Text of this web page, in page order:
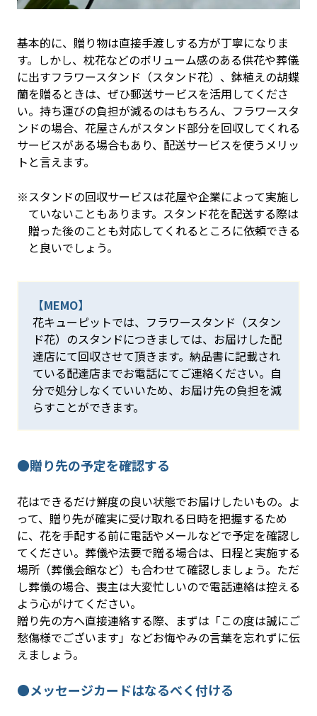
基本的に、贈り物は直接手渡しする方が丁寧になりま
す。しかし、枕花などのボリューム感のある供花や葬儀
に出すフラワースタンド（スタンド花）、鉢植えの胡蝶
蘭を贈るときは、ぜひ郵送サービスを活用してくださ
い。持ち運びの負担が減るのはもちろん、フラワースタ
ンドの場合、花屋さんがスタンド部分を回収してくれる
サービスがある場合もあり、配送サービスを使うメリッ
トと言えます。
※スタンドの回収サービスは花屋や企業によって実施し
ていないこともあります。スタンド花を配送する際は
贈った後のことも対応してくれるところに依頼できる
と良いでしょう。
【MEMO】
花キューピットでは、フラワースタンド（スタン
ド花）のスタンドにつきましては、お届けした配
達店にて回収させて頂きます。納品書に記載され
ている配達店までお電話にてご連絡ください。自
分で処分しなくていいため、お届け先の負担を減
らすことができます。
●贈り先の予定を確認する
花はできるだけ鮮度の良い状態でお届けしたいもの。よ
って、贈り先が確実に受け取れる日時を把握するため
に、花を手配する前に電話やメールなどで予定を確認し
てください。葬儀や法要で贈る場合は、日程と実施する
場所（葬儀会館など）も合わせて確認しましょう。ただ
し葬儀の場合、喪主は大変忙しいので電話連絡は控える
よう心がけてください。
贈り先の方へ直接連絡する際、まずは「この度は誠にご
愁傷様でございます」などお悔やみの言葉を忘れずに伝
えましょう。
●メッセージカードはなるべく付ける